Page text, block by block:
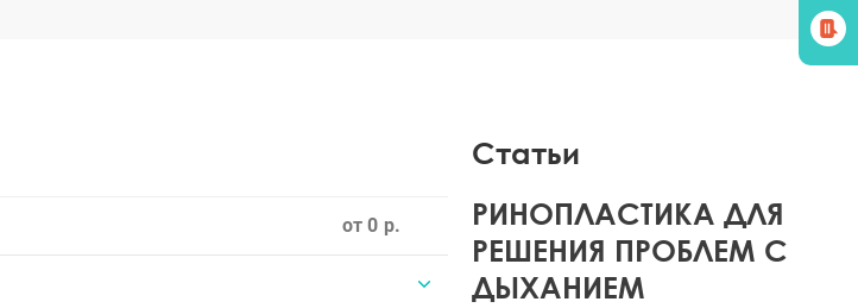
от 0
Статьи
РИНОПЛАСТИКА ДЛЯ
РЕШЕНИЯ ПРОБЛЕМ С
ДЫХАНИЕМ